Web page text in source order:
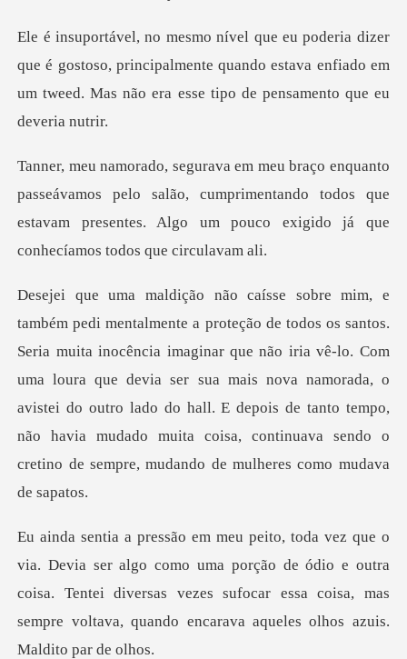
é gostoso, principalmente quando estava enfiado em
um twee
os pelo salão, cumprimentando todos que
estavam presentes. Alg
imaginar que não iria vê-lo. Com
uma loura que devia ser sua mais nova namorada, o
avistei do outro lado do hall. E depois d
o uma porção de ódio e outra
coisa. Tentei diversas vezes sufocar essa coisa,